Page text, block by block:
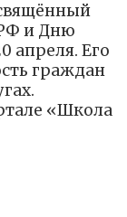
и Дню
апреля. Его
граждан
«Школа